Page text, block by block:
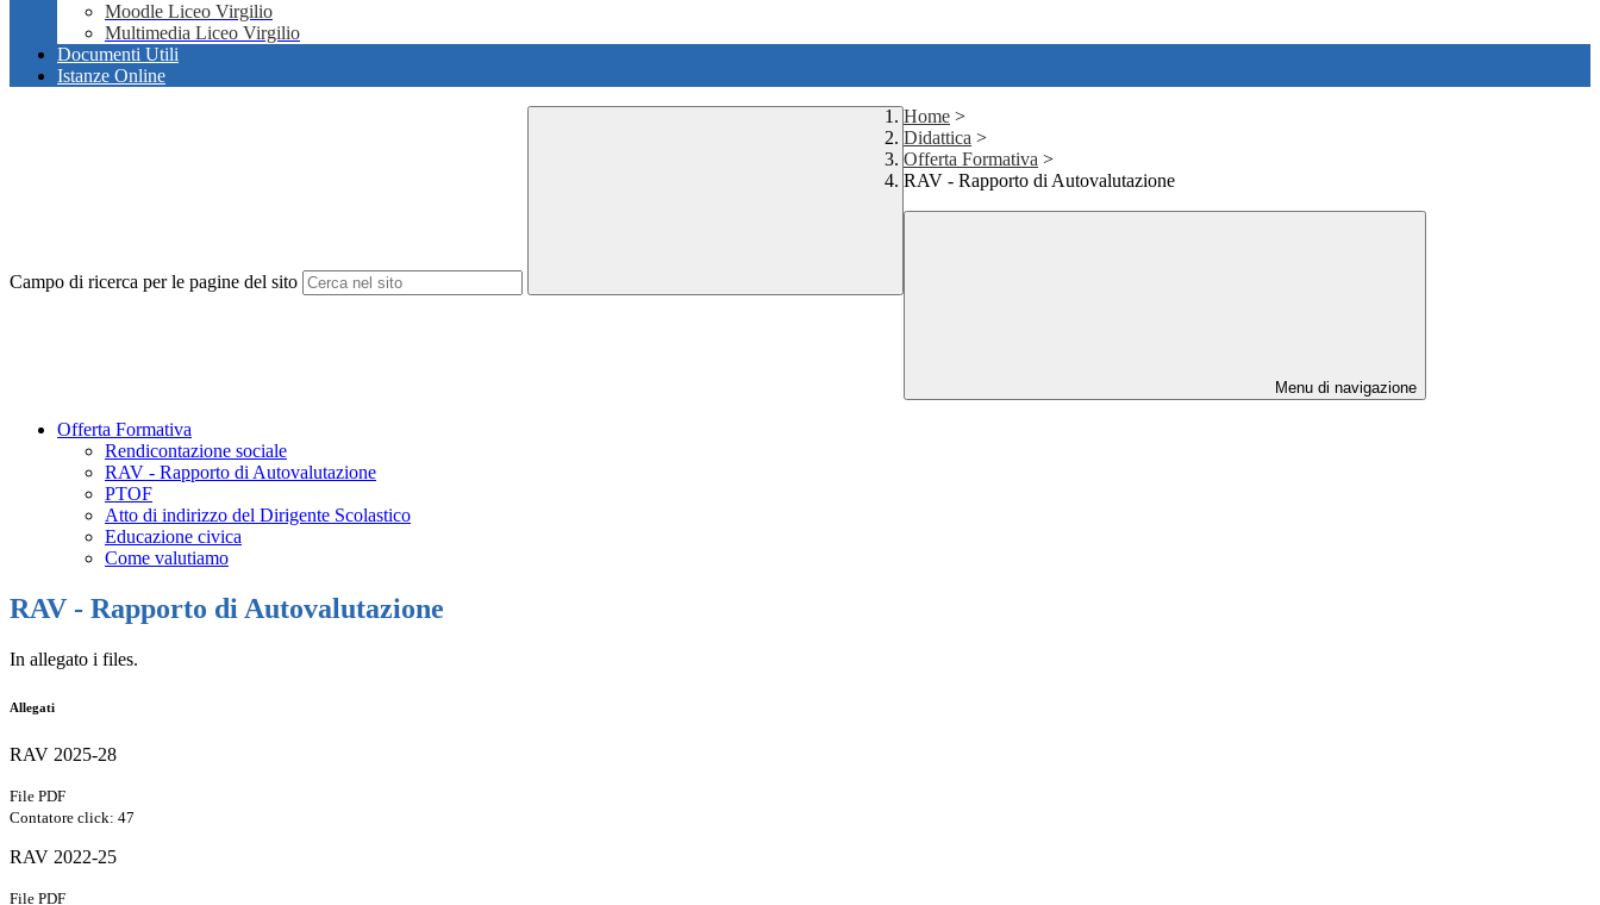
Moodle Liceo Virgilio
Multimedia Liceo Virgilio
Documenti Utili
Istanze Online
Campo di ricerca per le pagine del sito
Home >
Didattica >
Offerta Formativa >
RAV - Rapporto di Autovalutazione
Menu di navigazione
Offerta Formativa
Rendicontazione sociale
RAV - Rapporto di Autovalutazione
PTOF
Atto di indirizzo del Dirigente Scolastico
Educazione civica
Come valutiamo
RAV - Rapporto di Autovalutazione
In allegato i files.
Allegati
RAV 2025-28
File PDF
Contatore click: 47
RAV 2022-25
File PDF